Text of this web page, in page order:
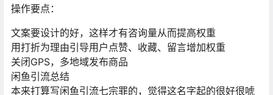
操作要点：
文案要设计的好，这样才有咨询量从而提高权重
用打折为理由引导用户点赞、收藏、留言增加权重
关闭GPS，多地域发布商品
闲鱼引流总结
本来打算写闲鱼引流七宗罪的，觉得这名字起的很好很唬